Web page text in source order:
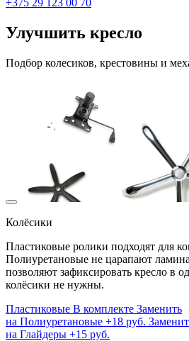
Улучшить кресло
Подбор колесиков, крестовины и
Колёсики
Пластиковые ролики подходят для
Полиуретановые не царапают
позволяют зафиксировать кресло в
колёсики не нужны.
Пластиковые В комплекте Заменить
на Полиуретановые +18 руб.
на Глайдеры +15 руб.